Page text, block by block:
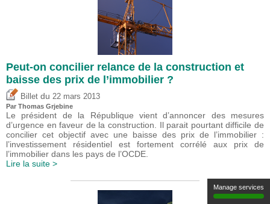
Peut-on concilier relance de la construction et
baisse des prix de l’immobilier ?
Billet du 22 mars 2013
Par Thomas Grjebine
Le président de la République vient d’annoncer des mesures
d’urgence en faveur de la construction. Il parait pourtant difficile de
concilier cet objectif avec une baisse des prix de l’immobilier :
l’investissement résidentiel est fortement corrélé aux prix de
l’immobilier dans les pays de l’OCDE.
Lire la suite >
Manage services